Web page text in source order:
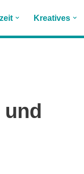
Kreatives
und